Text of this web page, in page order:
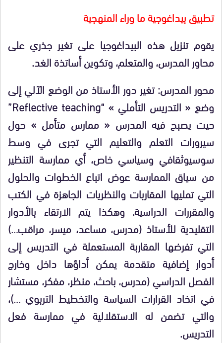
تطبيقبيداغوجية ما وراء المنهجية
يقوم تنزيل هذه البيداغوجيا على تغير جذري على
محاور المدرس، والمتعلم، وتكوين أساتذة الغد.
محور المدرس:تغير دور الأستاذ من الوضع الآلي إلى
وضع « التدريس التأملي » “
Reflective teaching”
حيت يصبح فيه المدرس « ممارس متأمل » حول
سيرورات التعلم والتعليم التي تجرى في وسط
سوسيوثقافي وسياسي خاص، أي ممارسة التنظير
من سياق الممارسة عوض اتباع الخطوات والحلول
التي تمليها المقاربات والنظريات الجاهزة في الكتب
والمقررات الدراسية. وهكذا يتم الارتقاء بالأدوار
التقليدية للأستاذ (مدرس، مساعد، ميسر، مراقب…)
التي تفرضها المقاربة المستعملة في التدريس إلى
أدوار إضافية متقدمة يمكن أداؤها داخل وخارج
الفصل الدراسي (مدرس، باحث، منظر، مفكر، مستشار
في اتخاد القرارات السياسة والتخطيط التربوي …)،
والتي تضمن له الاستقلالية في ممارسة فعل
التدريس.